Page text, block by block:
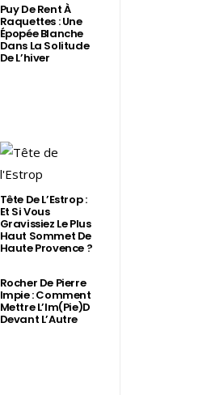
Puy De Rent À
Raquettes : Une
Épopée Blanche
Dans La Solitude
De L’hiver
Tête De L’Estrop :
Et Si Vous
Gravissiez Le Plus
Haut Sommet De
Haute Provence ?
Rocher De Pierre
Impie : Comment
Mettre L’Im(Pie)d
Devant L’Autre